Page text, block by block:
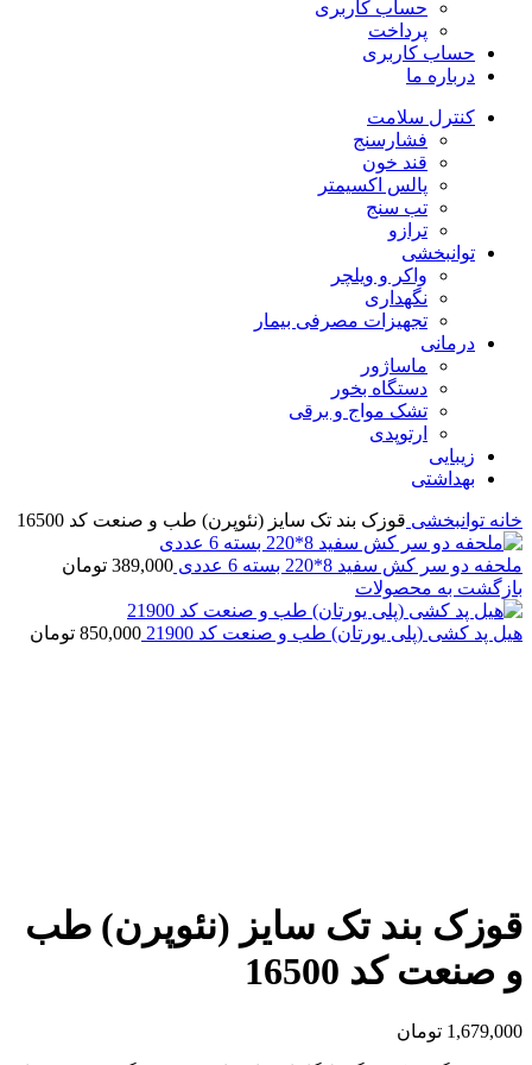
حساب کاربری
پرداخت
حساب کاربری
درباره ما
کنترل سلامت
فشارسنج
قند خون
پالس اکسیمتر
تب سنج
ترازو
توانبخشی
واکر و ویلچر
نگهداری
تجهیزات مصرفی بیمار
درمانی
ماساژور
دستگاه بخور
تشک مواج و برقی
ارتوپدی
زیبایی
بهداشتی
خانه توانبخشی قوزک بند تک سایز (نئوپرن) طب و صنعت کد 16500
ملحفه دو سر کش سفید 8*220 بسته 6 عددی 389,000 تومان
بازگشت به محصولات
هیل پد کشی (پلی یورتان) طب و صنعت کد 21900 850,000 تومان
قوزک بند تک سایز (نئوپرن) طب
و صنعت کد 16500
1,679,000 تومان